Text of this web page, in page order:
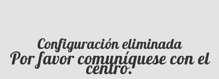
Configuración eliminada
Por favor comuníquese con el
centro.